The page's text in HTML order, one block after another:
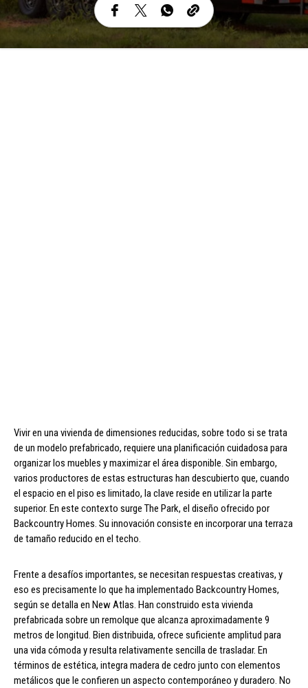
Vivir en una vivienda de dimensiones reducidas, sobre todo si se trata
de un modelo prefabricado, requiere una planificación cuidadosa para
organizar los muebles y maximizar el área disponible. Sin embargo,
varios productores de estas estructuras han descubierto que, cuando
el espacio en el piso es limitado, la clave reside en utilizar la parte
superior. En este contexto surge The Park, el diseño ofrecido por
Backcountry Homes. Su innovación consiste en incorporar una terraza
de tamaño reducido en el techo.
Frente a desafíos importantes, se necesitan respuestas creativas, y
eso es precisamente lo que ha implementado Backcountry Homes,
según se detalla en New Atlas. Han construido esta vivienda
prefabricada sobre un remolque que alcanza aproximadamente 9
metros de longitud. Bien distribuida, ofrece suficiente amplitud para
una vida cómoda y resulta relativamente sencilla de trasladar. En
términos de estética, integra madera de cedro junto con elementos
metálicos que le confieren un aspecto contemporáneo y duradero. No